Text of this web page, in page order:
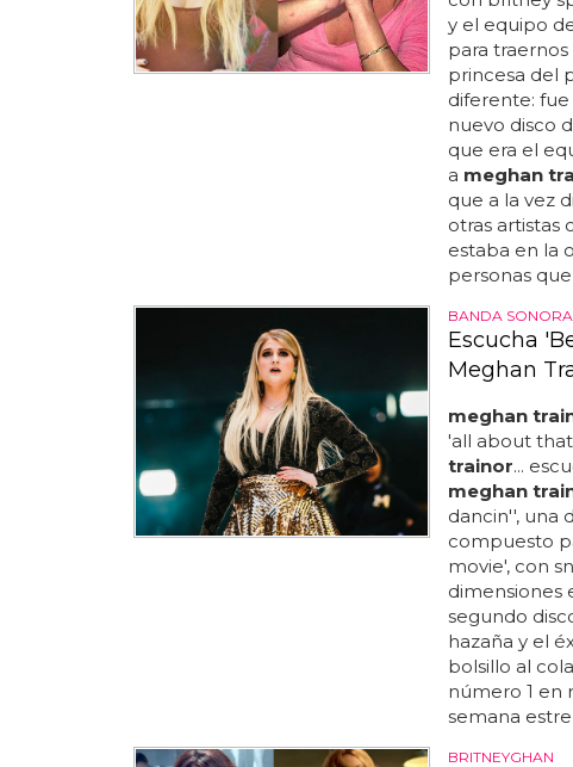
y el equipo
para
princesa del
diferente:
nuevo disco
que era el
a meghan
que a la vez
otras artistas
estaba en la
personas
BANDA
Escucha
Meghan
meghan
'all about
trainor...
meghan
dancin'', una
compuesto
movie', con
dimensiones
segundo
hazaña y el
bolsillo al
número 1 en
semana
BRITNEYGHAN